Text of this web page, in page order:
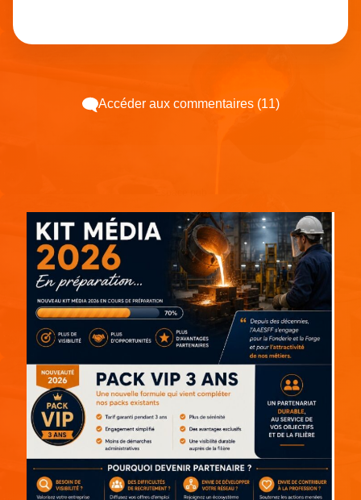
Accéder aux commentaires (11)